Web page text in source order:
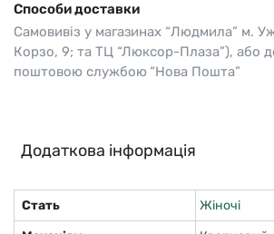
Способи доставки
Самовивіз у магазинах “Людмила” м.
Корзо, 9; та ТЦ “Люксор-Плаза”), або
поштовою службою “Нова Пошта”
Додаткова інформація
Стать
Жіночі